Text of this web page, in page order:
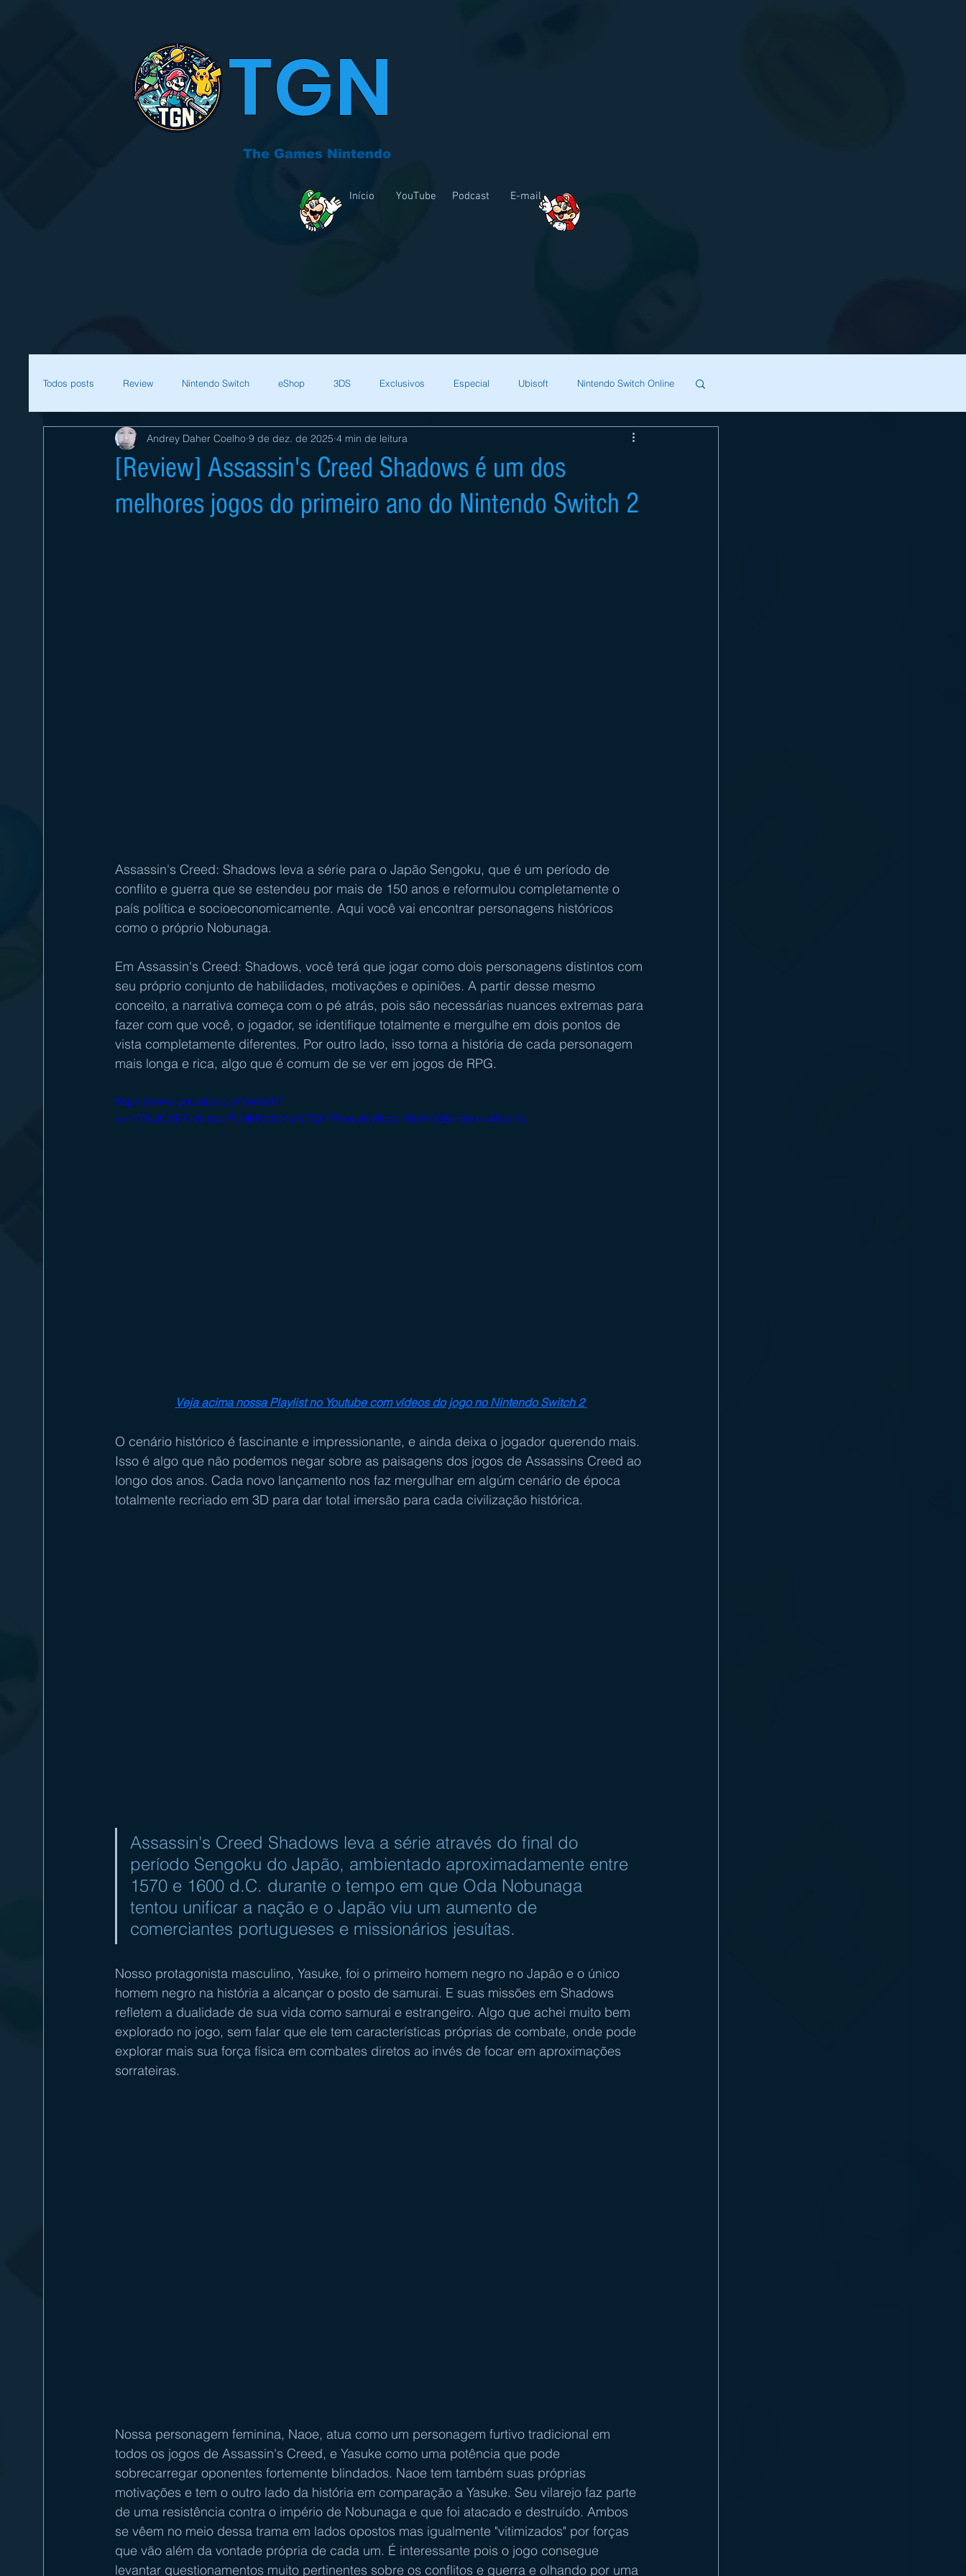
TGN
The Games Nintendo
Início YouTube Podcast E-mail
Todos posts Review Nintendo Switch eShop 3DS Exclusivos Especial Ubisoft Nintendo Switch Online
Mega Man Zelda Bethesda Capcom Square Enix
Sessão Retro Final Fantasy Xenoblade THQ Nordic Bandai Namco Indies CD Projekt Red NISA
[Review] Assassin's Creed Shadows é um dos
melhores jogos do primeiro ano do Nintendo Switch 2
Andrey Daher Coelho 9 de dez. de 2025 4 min de leitura
Assassin's Creed: Shadows leva a série para o Japão Sengoku, que é um período de
conflito e guerra que se estendeu por mais de 150 anos e reformulou completamente o
país política e socioeconomicamente. Aqui você vai encontrar personagens históricos
como o próprio Nobunaga.
Em Assassin's Creed: Shadows, você terá que jogar como dois personagens distintos com
seu próprio conjunto de habilidades, motivações e opiniões. A partir desse mesmo
conceito, a narrativa começa com o pé atrás, pois são necessárias nuances extremas para
fazer com que você, o jogador, se identifique totalmente e mergulhe em dois pontos de
vista completamente diferentes. Por outro lado, isso torna a história de cada personagem
mais longa e rica, algo que é comum de se ver em jogos de RPG.
https://www.youtube.com/watch?
v=r1TfsJCXEKk&list=PLMkRidld1oN7QhFRawJrld9czunI8aA30&index=4&t=1s
Veja acima nossa Playlist no Youtube com vídeos do jogo no Nintendo Switch 2
O cenário histórico é fascinante e impressionante, e ainda deixa o jogador querendo mais.
Isso é algo que não podemos negar sobre as paisagens dos jogos de Assassins Creed ao
longo dos anos. Cada novo lançamento nos faz mergulhar em algúm cenário de época
totalmente recriado em 3D para dar total imersão para cada civilização histórica.
Assassin's Creed Shadows leva a série através do final do
período Sengoku do Japão, ambientado aproximadamente entre
1570 e 1600 d.C. durante o tempo em que Oda Nobunaga
tentou unificar a nação e o Japão viu um aumento de
comerciantes portugueses e missionários jesuítas.
Nosso protagonista masculino, Yasuke, foi o primeiro homem negro no Japão e o único
homem negro na história a alcançar o posto de samurai. E suas missões em Shadows
refletem a dualidade de sua vida como samurai e estrangeiro. Algo que achei muito bem
explorado no jogo, sem falar que ele tem características próprias de combate, onde pode
explorar mais sua força física em combates diretos ao invés de focar em aproximações
sorrateiras.
Nossa personagem feminina, Naoe, atua como um personagem furtivo tradicional em
todos os jogos de Assassin's Creed, e Yasuke como uma potência que pode
sobrecarregar oponentes fortemente blindados. Naoe tem também suas próprias
motivações e tem o outro lado da história em comparação a Yasuke. Seu vilarejo faz parte
de uma resistência contra o império de Nobunaga e que foi atacado e destruído. Ambos
se vêem no meio dessa trama em lados opostos mas igualmente "vitimizados" por forças
que vão além da vontade própria de cada um. É interessante pois o jogo consegue
levantar questionamentos muito pertinentes sobre os conflitos e guerra e olhando por uma